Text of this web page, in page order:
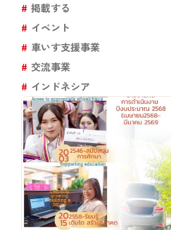
掲載する
イベント
車いす支援事業
交流事業
インドネシア